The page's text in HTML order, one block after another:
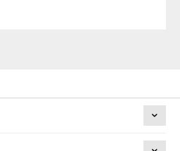
14254-80, не ниже